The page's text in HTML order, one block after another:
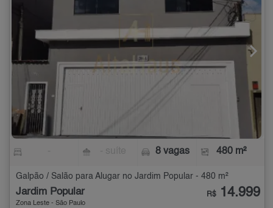
8 vagas 480 m²
Galpão / Salão para Alugar no Jardim Popular - 480 m²
Jardim Popular
Zona Leste - São Paulo
R$ 14.999